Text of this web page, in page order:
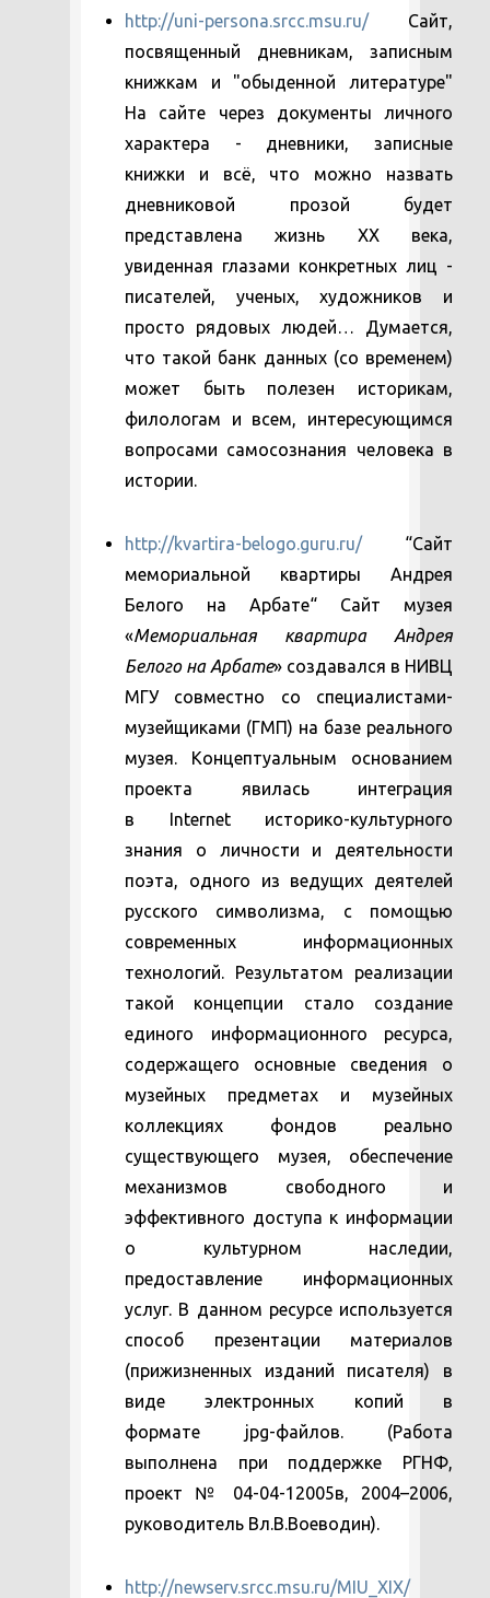
http://uni-persona.srcc.msu.ru/Сайт,
посвященный дневникам, записным
книжкам и "обыденной литературе"
На сайте через документы личного
характера - дневники, записные
книжки и всё, что можно назвать
дневниковой прозой будет
представлена жизнь ХХ века,
увиденная глазами конкретных лиц -
писателей, ученых, художников и
просто рядовых людей… Думается,
что такой банк данных (со временем)
может быть полезен историкам,
филологам и всем, интересующимся
вопросами самосознания человека в
истории.
http://kvartira-belogo.guru.ru/“Сайт
мемориальной квартиры Андрея
Белого на Арбате“ Сайт музея
«Мемориальная квартира Андрея
Белого на Арбате» создавался в НИВЦ
МГУ совместно со специалистами-
музейщиками (ГМП) на базе реального
музея. Концептуальным основанием
проекта явилась интеграция
в Internet историко-культурного
знания о личности и деятельности
поэта, одного из ведущих деятелей
русского символизма, с помощью
современных информационных
технологий. Результатом реализации
такой концепции стало создание
единого информационного ресурса,
содержащего основные сведения о
музейных предметах и музейных
коллекциях фондов реально
существующего музея, обеспечение
механизмов свободного и
эффективного доступа к информации
о культурном наследии,
предоставление информационных
услуг. В данном ресурсе используется
способ презентации материалов
(прижизненных изданий писателя) в
виде электронных копий в
формате jpg-файлов. (Работа
выполнена при поддержке РГНФ,
проект № 04-04-12005в, 2004–2006,
руководитель Вл.В.Воеводин).
http://newserv.srcc.msu.ru/MIU_XIX/